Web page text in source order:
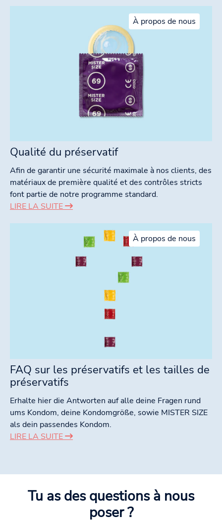
À propos de nous
Qualité du préservatif
Afin de garantir une sécurité maximale à nos clients, des
matériaux de première qualité et des contrôles stricts
font partie de notre programme standard.
LIRE LA SUITE
À propos de nous
FAQ sur les préservatifs et les tailles de
préservatifs
Erhalte hier die Antworten auf alle deine Fragen rund
ums Kondom, deine Kondomgröße, sowie MISTER SIZE
als dein passendes Kondom.
LIRE LA SUITE
Tu as des questions à nous
poser ?